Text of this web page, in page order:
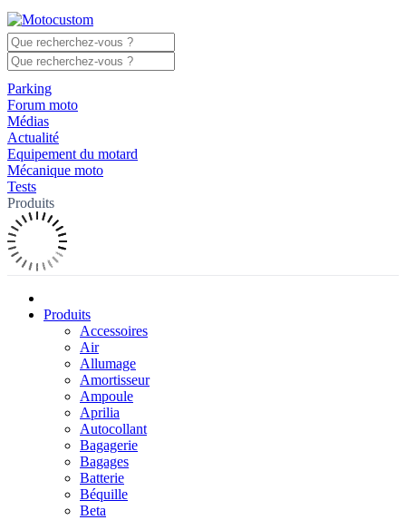
Parking
Forum moto
Médias
Actualité
Equipement du motard
Mécanique moto
Tests
Produits
Produits
Accessoires
Air
Allumage
Amortisseur
Ampoule
Aprilia
Autocollant
Bagagerie
Bagages
Batterie
Béquille
Beta